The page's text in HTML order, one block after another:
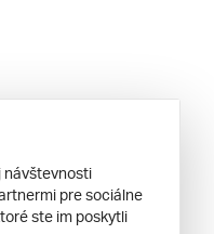
návštevnosti
pre sociálne
ste im poskytli